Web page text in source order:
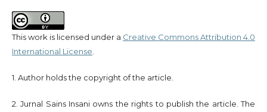
This work is licensed under a Creative Commons Attribution 4.0
International License
1. Author holds the copyright of the article.
2. Jurnal Sains Insani owns the rights to publish the article. The